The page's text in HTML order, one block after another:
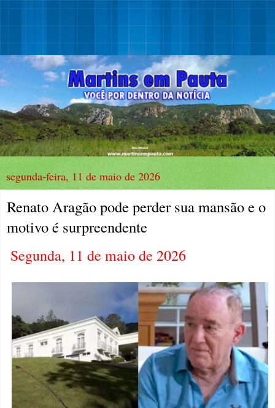
segunda-feira, 11 de maio de 2026
Renato Aragão pode perder sua mansão e o
motivo é surpreendente
Segunda, 11 de maio de 2026